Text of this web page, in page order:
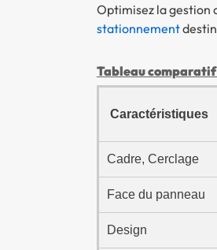
Optimisez la gestion
stationnement
Tableau comparatif
Caractéristiques
Cadre, Cerclage
Face du panneau
Design